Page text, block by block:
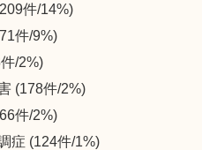
件/14%)
件/9%)
/2%)
(178件/2%)
件/2%)
症 (124件/1%)